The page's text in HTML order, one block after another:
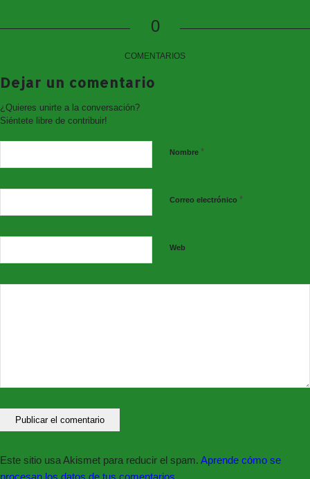
0
COMENTARIOS
Dejar un comentario
¿Quieres unirte a la conversación?
Siéntete libre de contribuir!
Nombre *
Correo electrónico *
Web
Este sitio usa Akismet para reducir el spam. Aprende cómo se
procesan los datos de tus comentarios.